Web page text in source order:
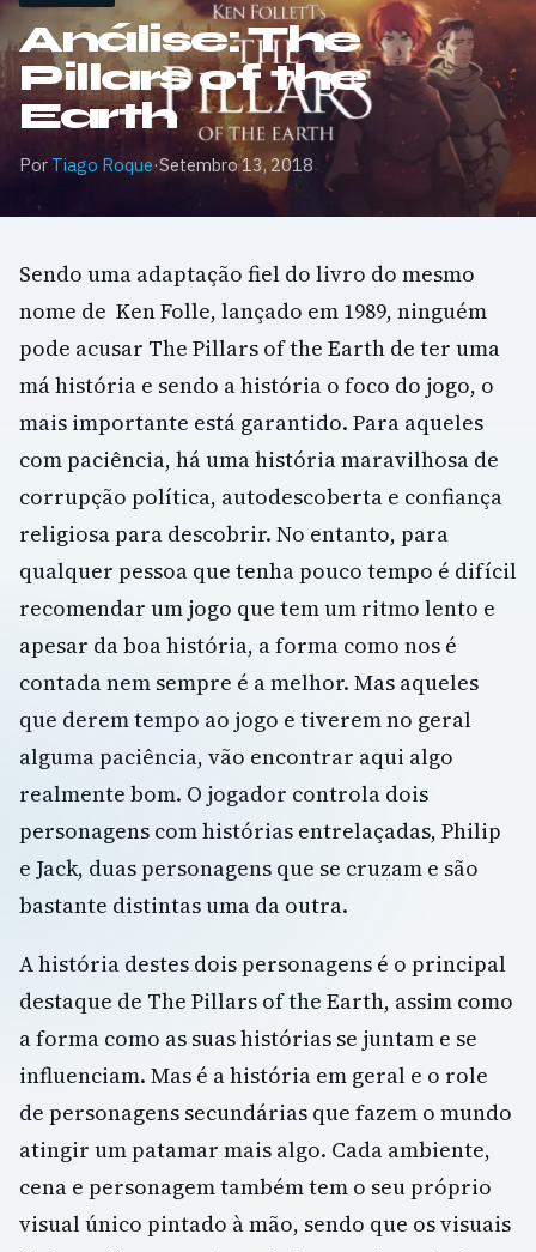
Análise: The
Pillars of the
Earth
Por Tiago Roque·Setembro 13, 2018
Sendo uma adaptação fiel do livro do mesmo
nome de Ken Folle, lançado em 1989, ninguém
pode acusar The Pillars of the Earth de ter uma
má história e sendo a história o foco do jogo, o
mais importante está garantido. Para aqueles
com paciência, há uma história maravilhosa de
corrupção política, autodescoberta e confiança
religiosa para descobrir. No entanto, para
qualquer pessoa que tenha pouco tempo é difícil
recomendar um jogo que tem um ritmo lento e
apesar da boa história, a forma como nos é
contada nem sempre é a melhor. Mas aqueles
que derem tempo ao jogo e tiverem no geral
alguma paciência, vão encontrar aqui algo
realmente bom. O jogador controla dois
personagens com histórias entrelaçadas, Philip
e Jack, duas personagens que se cruzam e são
bastante distintas uma da outra.
A história destes dois personagens é o principal
destaque de The Pillars of the Earth, assim como
a forma como as suas histórias se juntam e se
influenciam. Mas é a história em geral e o role
de personagens secundárias que fazem o mundo
atingir um patamar mais algo. Cada ambiente,
cena e personagem também tem o seu próprio
visual único pintado à mão, sendo que os visuais